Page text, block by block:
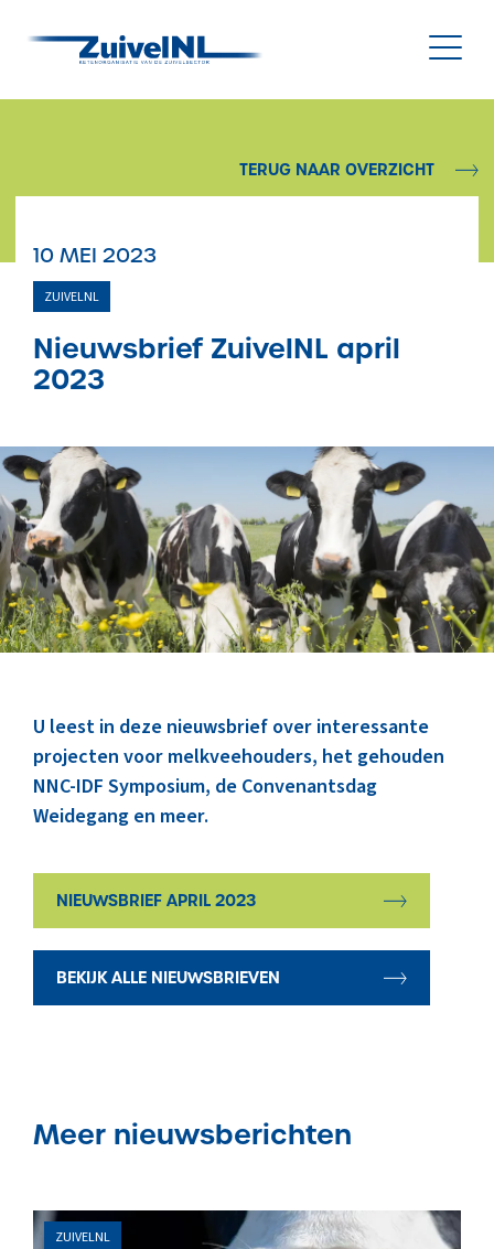
Duurzaamheid
Diergezondheid
Onderzoek & Innovatie
Gegevensbeheer & Verstrekking
Marktinformatie
Thema’s & Over ZuivelNL
TERUG NAAR OVERZICHT
10 MEI 2023
ZUIVELNL
Nieuwsbrief ZuivelNL april
2023
U leest in deze nieuwsbrief over interessante
projecten voor melkveehouders, het gehouden
NNC-IDF Symposium, de Convenantsdag
Weidegang en meer.
NIEUWSBRIEF APRIL 2023
BEKIJK ALLE NIEUWSBRIEVEN
Meer nieuwsberichten
ZUIVELNL